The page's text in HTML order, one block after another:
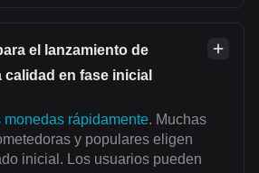
el lanzamiento de
en fase inicial
monedas rápidamente. Muchas
y populares eligen
inicial. Los usuarios pueden